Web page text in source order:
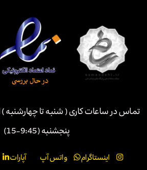
تماس در ساعات کاری ( شنبه تا چهارشنبه ) از
پنجشنبه (9:45-15)
اینستاگرام واتس آپ آپارات